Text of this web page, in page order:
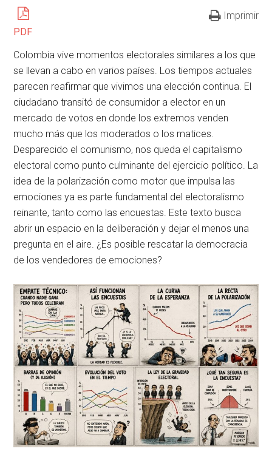
PDF
Imprimir
Colombia vive momentos electorales similares a los que
se llevan a cabo en varios países. Los tiempos actuales
parecen reafirmar que vivimos una elección continua. El
ciudadano transitó de consumidor a elector en un
mercado de votos en donde los extremos venden
mucho más que los moderados o los matices.
Desparecido el comunismo, nos queda el capitalismo
electoral como punto culminante del ejercicio político. La
idea de la polarización como motor que impulsa las
emociones ya es parte fundamental del electoralismo
reinante, tanto como las encuestas. Este texto busca
abrir un espacio en la deliberación y dejar el menos una
pregunta en el aire. ¿Es posible rescatar la democracia
de los vendedores de emociones?